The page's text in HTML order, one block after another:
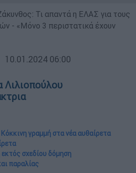
Τι απαντά η ΕΛΑΣ για τους
- «Μόνο 3 περιστατικά έχουν
10.01.2024 06:00
Λιλιοπούλου
Κόκκινη γραμμή στα νέα αυθαίρετα
σχεδίου δόμηση
παραλίας